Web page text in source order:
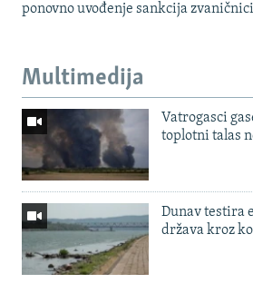
ponovno uvođenje sankcija
Multimedija
Vatrogasci
toplotni talas
Dunav testira
država kroz